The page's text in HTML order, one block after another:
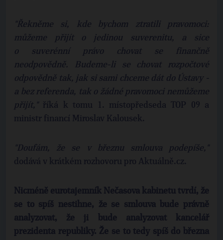
"Řekněme si, kde bychom ztratili pravomoci:
můžeme přijít o jedinou suverenitu, a sice
o suverénní právo chovat se finančně
neodpovědně. Budeme-li se chovat rozpočtové
odpovědně tak, jak si sami chceme dát do Ústavy -
a bez referenda, tak o žádné pravomoci nemůžeme
přijít,"říká k tomu 1. místopředseda TOP 09 a
ministr financí Miroslav Kalousek.
"Doufám, že se v březnu smlouva podepíše,"
dodává v krátkém rozhovoru pro Aktuálně.cz.
Nicméně eurotajemník Nečasova kabinetu tvrdí, že
se to spíš nestihne, že se smlouva bude právně
analyzovat, že ji bude analyzovat kancelář
prezidenta republiky. Že se to tedy spíš do března